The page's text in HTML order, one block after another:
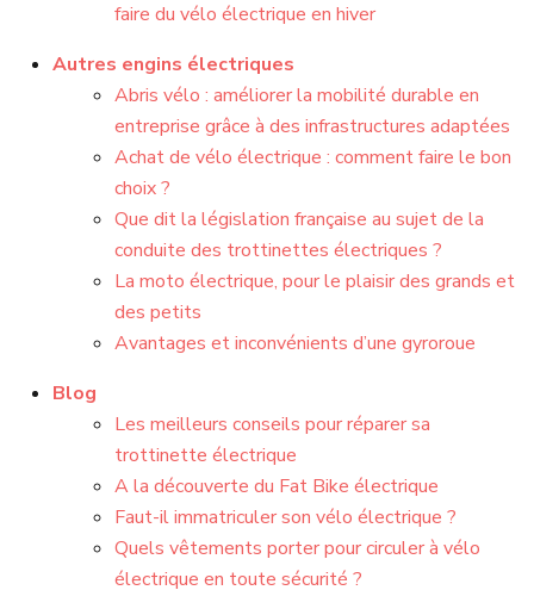
faire du vélo électrique en hiver
Autres engins électriques
Abris vélo : améliorer la mobilité durable en
entreprise grâce à des infrastructures adaptées
Achat de vélo électrique : comment faire le bon
choix ?
Que dit la législation française au sujet de la
conduite des trottinettes électriques ?
La moto électrique, pour le plaisir des grands et
des petits
Avantages et inconvénients d’une gyroroue
Blog
Les meilleurs conseils pour réparer sa
trottinette électrique
A la découverte du Fat Bike électrique
Faut-il immatriculer son vélo électrique ?
Quels vêtements porter pour circuler à vélo
électrique en toute sécurité ?